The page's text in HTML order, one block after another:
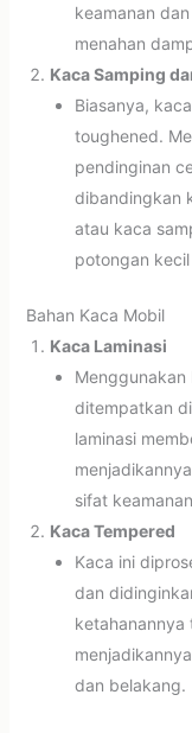
keamanan
menahan
Kaca Samping
Biasanya,
toughened.
pendinginan
dibandingkan
atau kaca
potongan
Bahan Kaca Mobil
Kaca Laminasi
Menggunakan
ditempatkan
laminasi
sifat
Kaca Tempered
Kaca ini
dan
ketahanannya
dan belakang.